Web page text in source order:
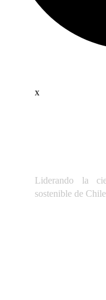
x
Liderando la
sostenible de